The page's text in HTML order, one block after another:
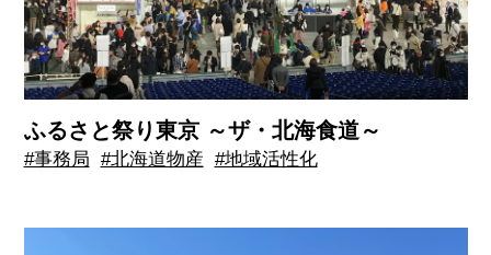
ふるさと祭り東京 ～ザ・北海食道～
#事務局 #北海道物産 #地域活性化